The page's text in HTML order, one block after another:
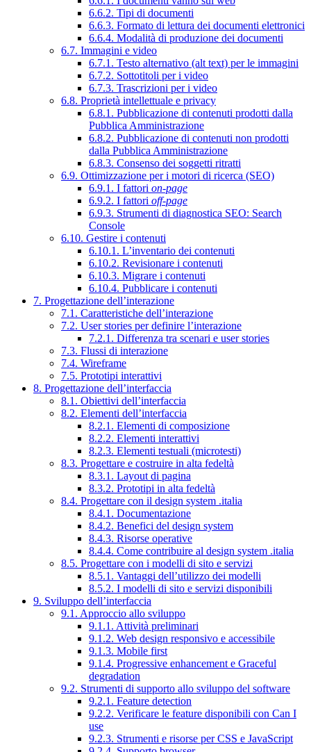
6.6.2. Tipi di documenti
6.6.3. Formato di lettura dei documenti elettronici
6.6.4. Modalità di produzione dei documenti
6.7. Immagini e video
6.7.1. Testo alternativo (alt text) per le immagini
6.7.2. Sottotitoli per i video
6.7.3. Trascrizioni per i video
6.8. Proprietà intellettuale e privacy
6.8.1. Pubblicazione di contenuti prodotti dalla
Pubblica Amministrazione
6.8.2. Pubblicazione di contenuti non prodotti
dalla Pubblica Amministrazione
6.8.3. Consenso dei soggetti ritratti
6.9. Ottimizzazione per i motori di ricerca (SEO)
6.9.1. I fattori on-page
6.9.2. I fattori off-page
6.9.3. Strumenti di diagnostica SEO: Search
Console
6.10. Gestire i contenuti
6.10.1. L’inventario dei contenuti
6.10.2. Revisionare i contenuti
6.10.3. Migrare i contenuti
6.10.4. Pubblicare i contenuti
7. Progettazione dell’interazione
7.1. Caratteristiche dell’interazione
7.2. User stories per definire l’interazione
7.2.1. Differenza tra scenari e user stories
7.3. Flussi di interazione
7.4. Wireframe
7.5. Prototipi interattivi
8. Progettazione dell’interfaccia
8.1. Obiettivi dell’interfaccia
8.2. Elementi dell’interfaccia
8.2.1. Elementi di composizione
8.2.2. Elementi interattivi
8.2.3. Elementi testuali (microtesti)
8.3. Progettare e costruire in alta fedeltà
8.3.1. Layout di pagina
8.3.2. Prototipi in alta fedeltà
8.4. Progettare con il design system .italia
8.4.1. Documentazione
8.4.2. Benefici del design system
8.4.3. Risorse operative
8.4.4. Come contribuire al design system .italia
8.5. Progettare con i modelli di sito e servizi
8.5.1. Vantaggi dell’utilizzo dei modelli
8.5.2. I modelli di sito e servizi disponibili
9. Sviluppo dell’interfaccia
9.1. Approccio allo sviluppo
9.1.1. Attività preliminari
9.1.2. Web design responsivo e accessibile
9.1.3. Mobile first
9.1.4. Progressive enhancement e Graceful
degradation
9.2. Strumenti di supporto allo sviluppo del software
9.2.1. Feature detection
9.2.2. Verificare le feature disponibili con Can I
use
9.2.3. Strumenti e risorse per CSS e JavaScript